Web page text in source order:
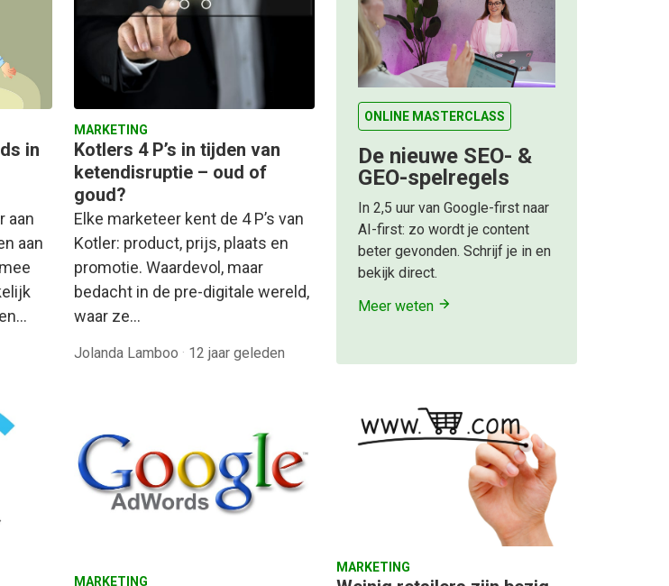
in
aan
aan
MARKETING
Kotlers 4 P’s in tijden van
ketendisruptie – oud of
goud?
Elke marketeer kent de 4 P’s van
Kotler: product, prijs, plaats en
promotie. Waardevol, maar
bedacht in de pre-digitale wereld,
waar ze…
Jolanda Lamboo · 12 jaar geleden
ONLINE MASTERCLASS
De nieuwe SEO- &
GEO-spelregels
In 2,5 uur van Google-first naar
AI-first: zo wordt je content
beter gevonden. Schrijf je in en
bekijk direct.
Meer weten
MARKETING
MARKETING